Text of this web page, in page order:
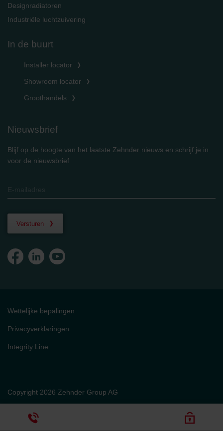
Designradiatoren
Industriële luchtzuivering
In de buurt
Installer locator
Showroom locator
Groothandels
Nieuwsbrief
Blijf op de hoogte van het laatste Zehnder nieuws en schrijf je in
voor de nieuwsbrief
Versturen
Copyright 2026 Zehnder Group AG
Wettelijke bepalingen
Privacyverklaringen
Integrity Line